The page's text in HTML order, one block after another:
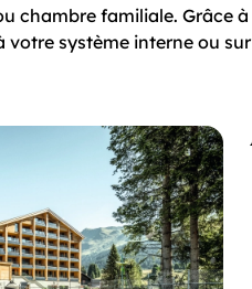
chambre familiale. Grâce
votre système interne ou